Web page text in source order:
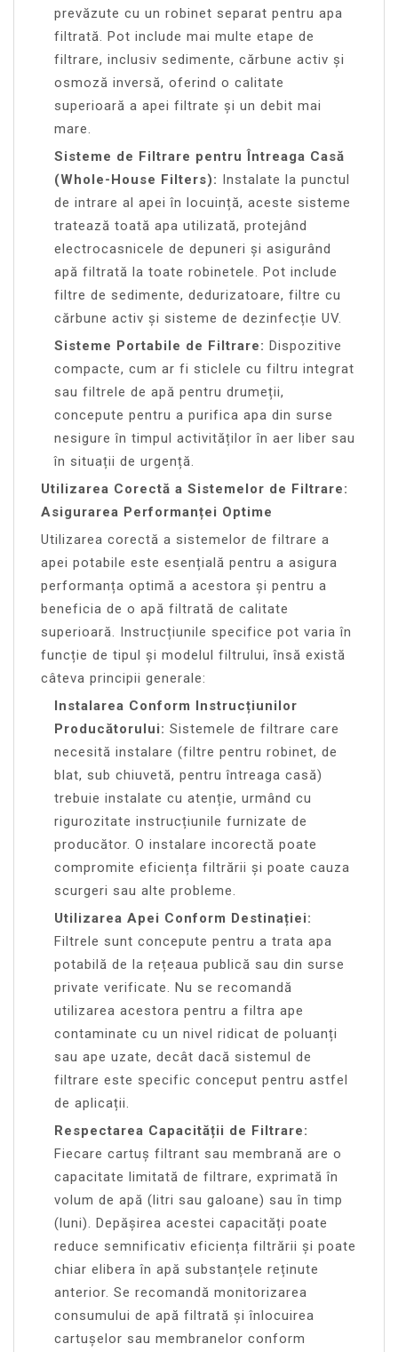
prevăzute cu un robinet separat pentru apa
filtrată. Pot include mai multe etape de
filtrare, inclusiv sedimente, cărbune activ și
osmoză inversă, oferind o calitate
superioară a apei filtrate și un debit mai
mare.
Sisteme de Filtrare pentru Întreaga Casă
(Whole-House Filters): Instalate la punctul
de intrare al apei în locuință, aceste sisteme
tratează toată apa utilizată, protejând
electrocasnicele de depuneri și asigurând
apă filtrată la toate robinetele. Pot include
filtre de sedimente, dedurizatoare, filtre cu
cărbune activ și sisteme de dezinfecție UV.
Sisteme Portabile de Filtrare: Dispozitive
compacte, cum ar fi sticlele cu filtru integrat
sau filtrele de apă pentru drumeții,
concepute pentru a purifica apa din surse
nesigure în timpul activităților în aer liber sau
în situații de urgență.
Utilizarea Corectă a Sistemelor de Filtrare:
Asigurarea Performanței Optime
Utilizarea corectă a sistemelor de filtrare a
apei potabile este esențială pentru a asigura
performanța optimă a acestora și pentru a
beneficia de o apă filtrată de calitate
superioară. Instrucțiunile specifice pot varia în
funcție de tipul și modelul filtrului, însă există
câteva principii generale:
Instalarea Conform Instrucțiunilor
Producătorului: Sistemele de filtrare care
necesită instalare (filtre pentru robinet, de
blat, sub chiuvetă, pentru întreaga casă)
trebuie instalate cu atenție, urmând cu
rigurozitate instrucțiunile furnizate de
producător. O instalare incorectă poate
compromite eficiența filtrării și poate cauza
scurgeri sau alte probleme.
Utilizarea Apei Conform Destinației:
Filtrele sunt concepute pentru a trata apa
potabilă de la rețeaua publică sau din surse
private verificate. Nu se recomandă
utilizarea acestora pentru a filtra ape
contaminate cu un nivel ridicat de poluanți
sau ape uzate, decât dacă sistemul de
filtrare este specific conceput pentru astfel
de aplicații.
Respectarea Capacității de Filtrare:
Fiecare cartuș filtrant sau membrană are o
capacitate limitată de filtrare, exprimată în
volum de apă (litri sau galoane) sau în timp
(luni). Depășirea acestei capacități poate
reduce semnificativ eficiența filtrării și poate
chiar elibera în apă substanțele reținute
anterior. Se recomandă monitorizarea
consumului de apă filtrată și înlocuirea
cartușelor sau membranelor conform